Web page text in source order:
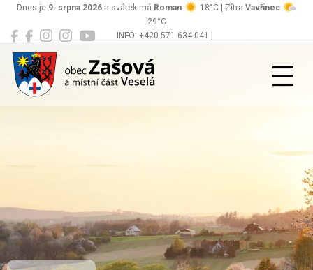
INFO: +420 571 634 041 |
Dnes je 9. srpna 2026 a svátek má Roman 18°C | Zítra Vavřinec
29°C
Zašová